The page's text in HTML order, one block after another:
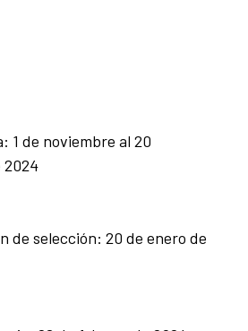
1 de noviembre al 20
2024
de selección: 20 de enero de